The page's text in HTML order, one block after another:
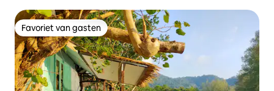
Favoriet van gasten
Favoriet van gasten